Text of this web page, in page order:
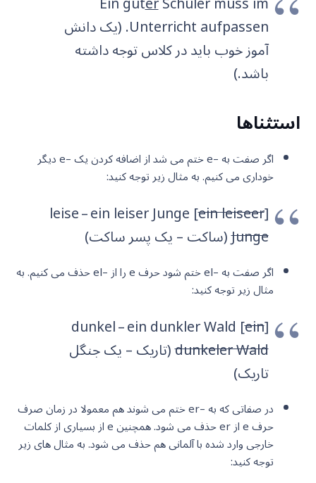
Unterricht aufpassen. (یک دانش
آموز خوب باید در کلاس توجه داشته
باشد.)
استثناها
اگر صفت به –e ختم می شد از اضافه کردن یک –e دیگر
خوداری می کنیم. به مثال زیر توجه کنید:
[leise – ein leiser Junge [
ein leiseer
Junge(ساکت – یک پسر ساکت)
اگر صفت به –el ختم شود حرف e را از –el حذف می کنیم. به
مثال زیر توجه کنید:
[dunkel – ein dunkler Wald [
ein
dunkeler Wald(تاریک – یک جنگل
تاریک)
در صفاتی که به –er ختم می شوند هم معمولا در زمان صرف
حرف e از er حذف می شود. همچنین e از بسیاری از کلمات
خارجی وارد شده با آلمانی هم حذف می شود. به مثال های زیر
توجه کنید: